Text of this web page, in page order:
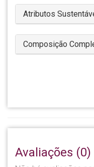
Atributos
Composição
Avaliações (0)